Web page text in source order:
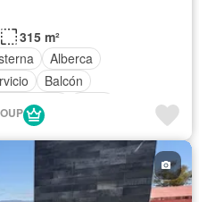
315 m²
Alberca
Balcón
Electricidad
Sin amueblar